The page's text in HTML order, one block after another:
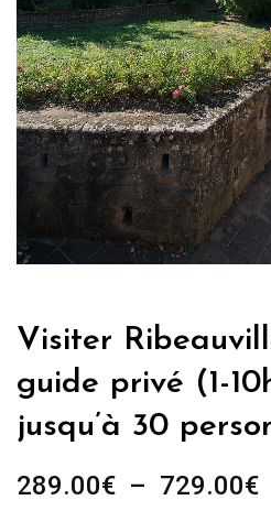
Visiter
guide privé (1-
jusqu’à 30
289.00€ – 729.00€